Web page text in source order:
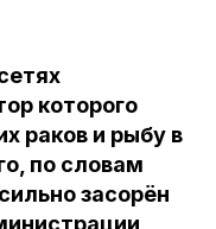
которого
раков и рыбу в
по словам
засорён